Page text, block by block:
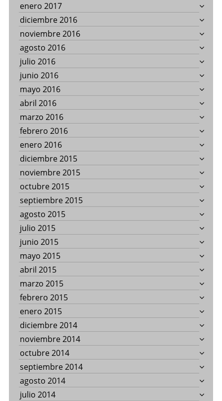
enero 2017
diciembre 2016
noviembre 2016
agosto 2016
julio 2016
junio 2016
mayo 2016
abril 2016
marzo 2016
febrero 2016
enero 2016
diciembre 2015
noviembre 2015
octubre 2015
septiembre 2015
agosto 2015
julio 2015
junio 2015
mayo 2015
abril 2015
marzo 2015
febrero 2015
enero 2015
diciembre 2014
noviembre 2014
octubre 2014
septiembre 2014
agosto 2014
julio 2014